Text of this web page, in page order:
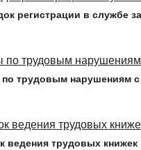
регистрации в службе
трудовым нарушениям с
ведения трудовых книжек